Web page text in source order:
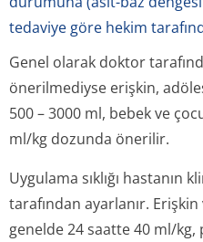
tedaviye göre hekim
Genel olarak doktor
önerilmediyse erişkin,
500 – 3000 ml, bebek ve
ml/kg dozunda önerilir.
Uygulama sıklığı hastanın
tarafından ayarlanır.
genelde 24 saatte 40 ml/